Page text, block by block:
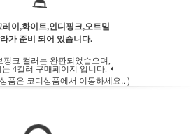
레이,화이트,인디핑크,오트밀
가 준비 되어 있습니다.
핑크 컬러는 완판되었습으며,
4컬러 구매페이지 입니다.
품은 코디상품에서 이동하세요.. )